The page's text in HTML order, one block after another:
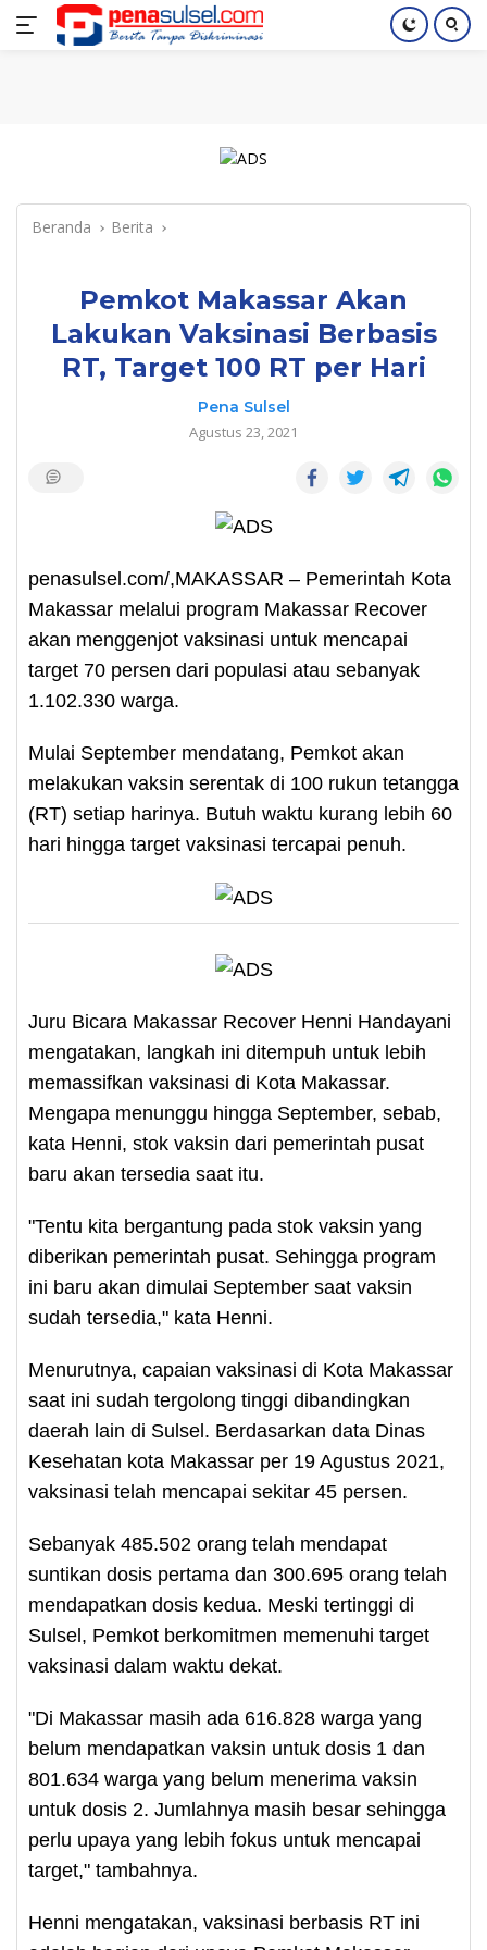
Langsung
Home Nasional Pendidikan Index
Beranda Berita
Pemkot Makassar Akan
Lakukan Vaksinasi Berbasis
RT, Target 100 RT per Hari
Pena Sulsel
Agustus 23, 2021
penasulsel.com/,MAKASSAR – Pemerintah Kota
Makassar melalui program Makassar Recover
akan menggenjot vaksinasi untuk mencapai
target 70 persen dari populasi atau sebanyak
1.102.330 warga.
Mulai September mendatang, Pemkot akan
melakukan vaksin serentak di 100 rukun tetangga
(RT) setiap harinya. Butuh waktu kurang lebih 60
hari hingga target vaksinasi tercapai penuh.
Juru Bicara Makassar Recover Henni Handayani
mengatakan, langkah ini ditempuh untuk lebih
memassifkan vaksinasi di Kota Makassar.
Mengapa menunggu hingga September, sebab,
kata Henni, stok vaksin dari pemerintah pusat
baru akan tersedia saat itu.
"Tentu kita bergantung pada stok vaksin yang
diberikan pemerintah pusat. Sehingga program
ini baru akan dimulai September saat vaksin
sudah tersedia," kata Henni.
Menurutnya, capaian vaksinasi di Kota Makassar
saat ini sudah tergolong tinggi dibandingkan
daerah lain di Sulsel. Berdasarkan data Dinas
Kesehatan kota Makassar per 19 Agustus 2021,
vaksinasi telah mencapai sekitar 45 persen.
Sebanyak 485.502 orang telah mendapat
suntikan dosis pertama dan 300.695 orang telah
mendapatkan dosis kedua. Meski tertinggi di
Sulsel, Pemkot berkomitmen memenuhi target
vaksinasi dalam waktu dekat.
"Di Makassar masih ada 616.828 warga yang
belum mendapatkan vaksin untuk dosis 1 dan
801.634 warga yang belum menerima vaksin
untuk dosis 2. Jumlahnya masih besar sehingga
perlu upaya yang lebih fokus untuk mencapai
target," tambahnya.
Henni mengatakan, vaksinasi berbasis RT ini